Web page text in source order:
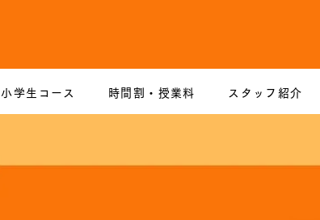
小学生コース 時間割・授業料 スタッフ紹介